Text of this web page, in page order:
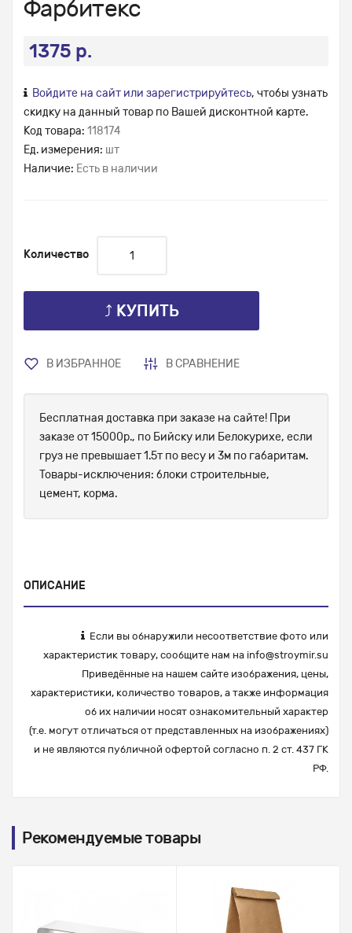
Фарбитекс
1375 р.
Войдите на сайт или зарегистрируйтесь, чтобы узнать
скидку на данный товар по Вашей дисконтной карте.
Код товара: 118174
Ед. измерения: шт
Наличие: Есть в наличии
Количество
⤴ КУПИТЬ
В ИЗБРАННОЕ В СРАВНЕНИЕ
Бесплатная доставка при заказе на сайте! При
заказе от 15000р., по Бийску или Белокурихе, если
груз не превышает 1.5т по весу и 3м по габаритам.
Товары-исключения: блоки строительные,
цемент, корма.
ОПИСАНИЕ
Если вы обнаружили несоответствие фото или
характеристик товару, сообщите нам на info@stroymir.su
Приведённые на нашем сайте изображения, цены,
характеристики, количество товаров, а также информация
об их наличии носят ознакомительный характер
(т.е. могут отличаться от представленных на изображениях)
и не являются публичной офертой согласно п. 2 ст. 437 ГК
РФ.
Рекомендуемые товары